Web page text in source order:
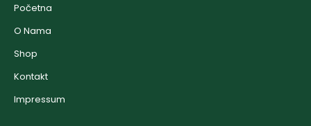
Početna
O Nama
Shop
Kontakt
Impressum